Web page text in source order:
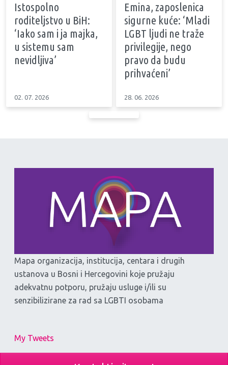
Istospolno
roditeljstvo u BiH:
‘Iako sam i ja majka,
u sistemu sam
nevidljiva’
02. 07. 2026
Emina, zaposlenica
sigurne kuće: ‘Mladi
LGBT ljudi ne traže
privilegije, nego
pravo da budu
prihvaćeni’
28. 06. 2026
Mapa organizacija, institucija, centara i drugih
ustanova u Bosni i Hercegovini koje pružaju
adekvatnu potporu, pružaju usluge i/ili su
senzibilizirane za rad sa LGBTI osobama
My Tweets